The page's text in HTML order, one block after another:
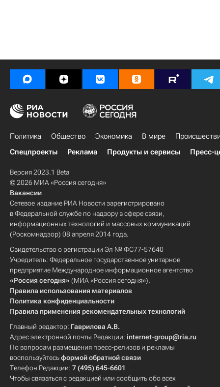
Политика Общество Экономика В мире
Спецпроекты
Реклама Продукты и сервисы Пресс-
Версия 2023.1 Beta
© 2026 МИА «Россия сегодня»
Вакансии
Сетевое издание РИА Новости зарегистрировано
в Федеральной службе по надзору в сфере связи,
информационных технологий и массовых коммуникаций
(Роскомнадзор) 08 апреля 2014 года.
Свидетельство о регистрации Эл № ФС77-57640
Учредитель: Федеральное государственное унитарное
предприятие Международное информационное агентство
«Россия сегодня» (МИА «Россия сегодня»).
Правила использования материалов
Политика конфиденциальности
Правила применения рекомендательных технологий
Главный редактор: Гаврилова А.В.
Адрес электронной почты Редакции: internet-group@ria.ru
По вопросам размещения пресс-релизов и рекламы
воспользуйтесьформой обратной связи
Телефон Редакции: 7 (495) 645-6601
Чтобы связаться с редакцией или сообщить обо всех